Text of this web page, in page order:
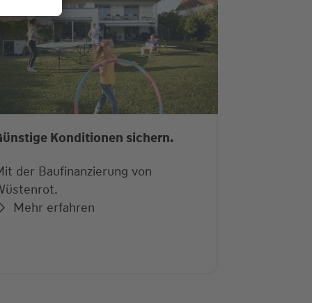
Konditionen sichern.
der Baufinanzierung von
Mehr erfahren